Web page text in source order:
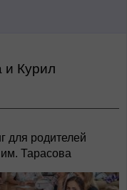
и Курил
для родителей
Тарасова